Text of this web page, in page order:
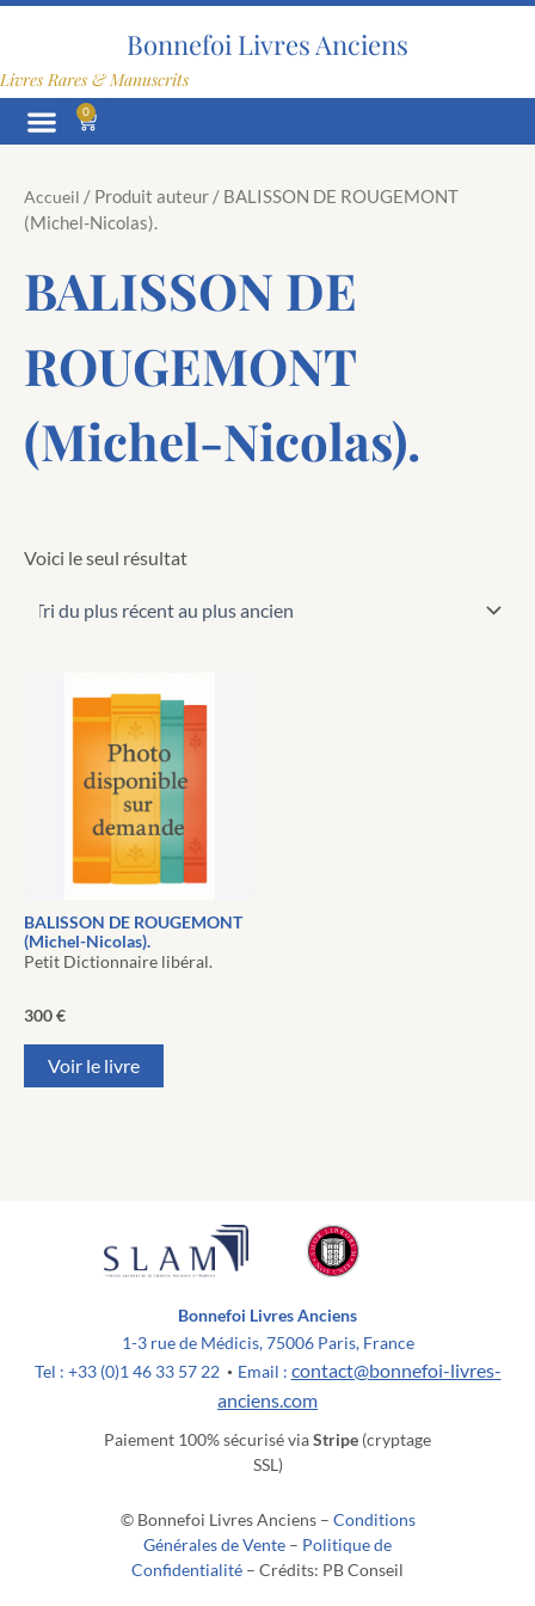
Aller
Bonnefoi Livres Anciens
Livres Rares & Manuscrits
0
Panier
Accueil / Produit auteur / BALISSON DE ROUGEMONT
(Michel-Nicolas).
BALISSON DE
ROUGEMONT
(Michel-Nicolas).
Voici le seul résultat
BALISSON DE ROUGEMONT
(Michel-Nicolas).
Petit Dictionnaire libéral.
300€
Voir le livre
Bonnefoi Livres Anciens
1-3 rue de Médicis, 75006 Paris, France
Tel : +33 (0)1 46 33 57 22 • Email : contact@bonnefoi-livres-
anciens.com
Paiement 100% sécurisé viaStripe (cryptage
SSL)
© Bonnefoi Livres Anciens – Conditions
Générales de Vente – Politique de
Confidentialité – Crédits: PB Conseil